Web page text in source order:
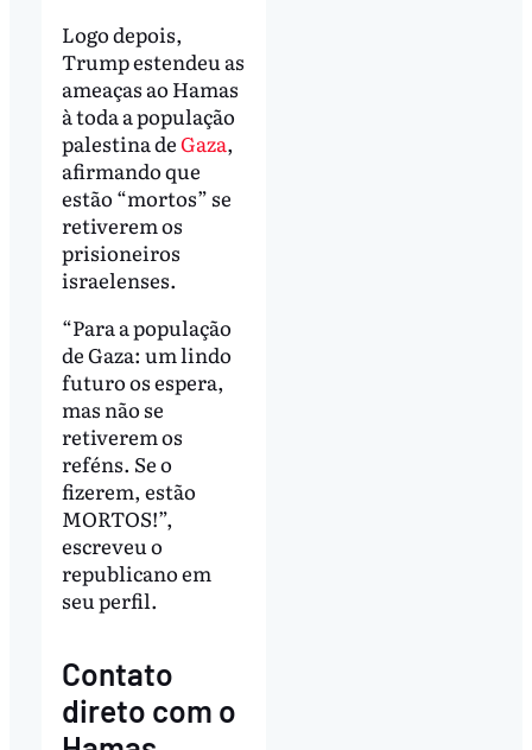
Logo depois,
Trump estendeu as
ameaças ao Hamas
à toda a população
palestina deGaza,
afirmando que
estão “mortos” se
retiverem os
prisioneiros
israelenses.
“Para a população
de Gaza: um lindo
futuro os espera,
mas não se
retiverem os
reféns. Se o
fizerem, estão
MORTOS!”,
escreveu o
republicano em
seu perfil.
Contato
direto com o